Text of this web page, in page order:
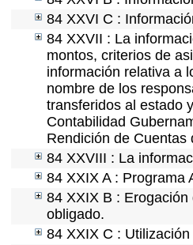
84 XXVI C :
84 XXVII : La
montos, criterios de
información relativa a
nombre de los
transferidos al estado
Contabilidad
Rendición de Cuentas
84 XXVIII : La
84 XXIX A : Programa
84 XXIX B :
obligado.
84 XXIX C :